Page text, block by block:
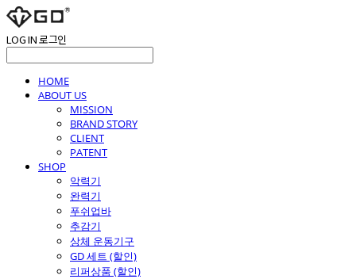
LOG IN로그인
HOME
ABOUT US
MISSION
BRAND STORY
CLIENT
PATENT
SHOP
악력기
완력기
푸쉬업바
추감기
상체 운동기구
GD 세트 (할인)
리퍼상품 (할인)